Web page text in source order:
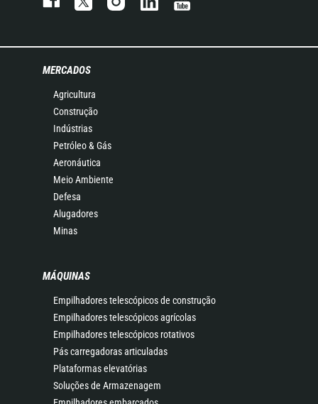
MERCADOS
Agricultura
Construção
Indústrias
Petróleo & Gás
Aeronáutica
Meio Ambiente
Defesa
Alugadores
Minas
MÁQUINAS
Empilhadores telescópicos de construção
Empilhadores telescópicos agrícolas
Empilhadores telescópicos rotativos
Pás carregadoras articuladas
Plataformas elevatórias
Soluções de Armazenagem